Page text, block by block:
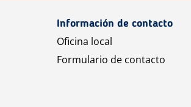
Información de contacto
Oficina local
Formulario de contacto